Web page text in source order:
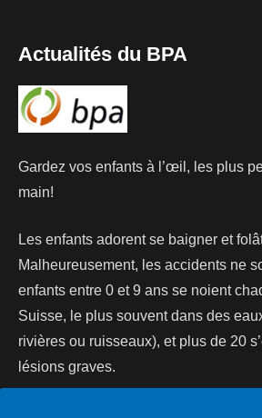
Actualités du BPA
Gardez vos enfants à l’œil, les plus
main!
Les enfants adorent se baigner et
Malheureusement, les accidents ne
enfants entre 0 et 9 ans se noient
Suisse, le plus souvent dans des
rivières ou ruisseaux), et plus de 20
lésions graves.